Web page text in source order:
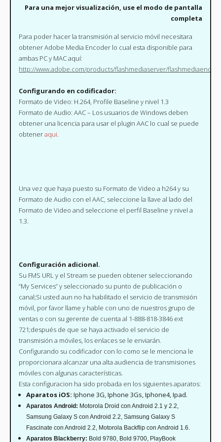
Para una mejor visualización, use el modo de pantalla
completa
Para poder hacer la transmisión al servicio móvil necesitara
obtener Adobe Media Encoder lo cual esta disponible para
ambas PC y MAC aquí:
http://www.adobe.com/products/flashmediaserver/
Configurando en codificador:
Formato de Video: H.264, Profile Baseline y nivel 1.3
Formato de Audio: AAC – Los usuarios de Windows deben
obtener una licencia para usar el plugin AAC lo cual se puede
obteneraqui.
Una vez que haya puesto su Formato de Video a h264 y su
Formato de Audio con el AAC, seleccione la llave al lado del
Formato de Video and seleccione el perfil Baseline y nivel a
1.3.
Configuración adicional.
Su FMS URL y el Stream se pueden obtener seleccionando
“My Services” y seleccionado su punto de publicación o
canal;Si usted aun no ha habilitado el servicio de transmisión
móvil, por favor llame y hable con uno de nuestros grupo de
ventas o con su gerente de cuenta al 1-888-818-3846 ext
721;después de que se haya activado el servicio de
transmisión a móviles, los enlaces se le enviarán.
Configurando su codificador con lo como se le menciona le
proporcionara alcanzar una alta audiencia de transmisiones
móviles con algunas características.
Esta configuracion ha sido probada en los siguientes aparatos:
Aparatos iOS: Iphone 3G, Iphone 3Gs, Iphone4, Ipad.
Aparatos Android: Motorola Droid con Android 2.1 y 2.2,
Samsung Galaxy S con Android 2.2, Samsung Galaxy S
Fascinate con Android 2.2, Motorola Backflip con Android 1.6.
Aparatos Blackberry: Bold 9780, Bold 9700, PlayBook